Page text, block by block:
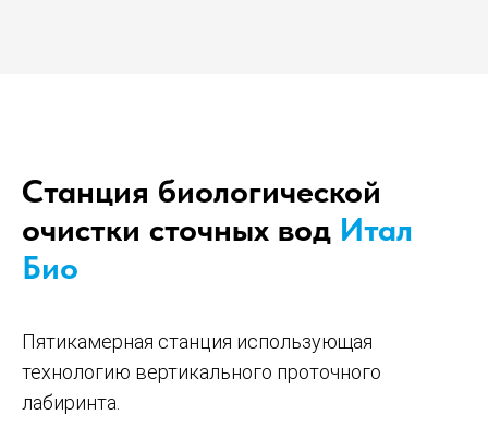
Станция биологической
очистки сточных вод Итал
Био
Пятикамерная станция использующая
технологию вертикального проточного
лабиринта.